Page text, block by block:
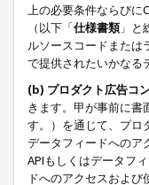
上の必要条件ならび
（以下「仕様書類」と
ルソースコードまた
で提供されたいかなる
(b) プロダクト広告コ
きます。甲が事前に書
す。）を通じて、プロ
データフィードへのア
APIもしくはデータフ
ドへのアクセスおよ